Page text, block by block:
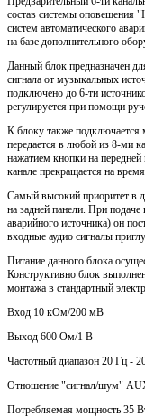
состав системы оповещения
систем автоматического
на базе дополнительного
Данный блок предназначен
сигнала от музыкальных
подключено до 6-ти
регулируется при помощи
К блоку также
передается в любой из 8-ми
нажатием кнопки на
канале прекращается на
Самый высокий приоритет в
на задней панели. При подаче
аварийного источника) он
входные аудио сигналы
Питание данного блока
Конструктивно блок
монтажа в стандартный
Вход 10 кОм/200 мВ
Выход 600 Ом/1 В
Частотный диапазон 20 Гц -
Отношение "сигнал/шум"
Потребляемая мощность 35